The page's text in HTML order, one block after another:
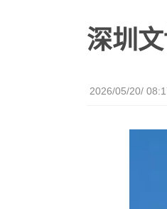
深圳
2026/05/20/